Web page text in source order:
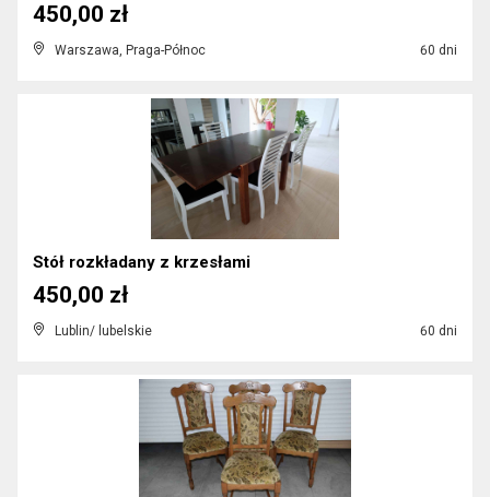
Warszawa, Praga-Północ 60 dni
450,00 zł
Stół rozkładany z krzesłami
Lublin/ lubelskie 60 dni
450,00 zł